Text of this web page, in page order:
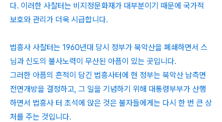
다. 이러한 사찰터는 비지정문화재가 대부분이기 때문에 국가적
보호와 관리가 더욱 시급합니다.
법흥사 사찰터는 1960년대 당시 정부가 북악산을 폐쇄하면서 스
님과 신도의 불사노력이 무산된 아픔이 있는 곳입니다.
그러한 아픔의 흔적이 담긴 법흥사터에 현 정부는 북악산 남측면
전면개방을 결정하고, 그 일을 기념하기 위해 대통령부부가 산행
하면서 법흥사 터 초석에 앉은 것은 불자들에게는 다시 한 번 큰 상
처를 주는 것입니다.